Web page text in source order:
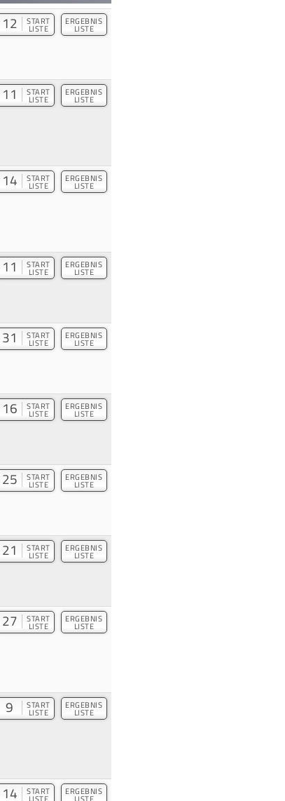
12 START
LISTE
ERGEBNIS
LISTE
11 START
LISTE
ERGEBNIS
LISTE
14 START
LISTE
ERGEBNIS
LISTE
11 START
LISTE
ERGEBNIS
LISTE
31 START
LISTE
ERGEBNIS
LISTE
16 START
LISTE
ERGEBNIS
LISTE
25 START
LISTE
ERGEBNIS
LISTE
21 START
LISTE
ERGEBNIS
LISTE
27 START
LISTE
ERGEBNIS
LISTE
9 START
LISTE
ERGEBNIS
LISTE
14 START
LISTE
ERGEBNIS
LISTE